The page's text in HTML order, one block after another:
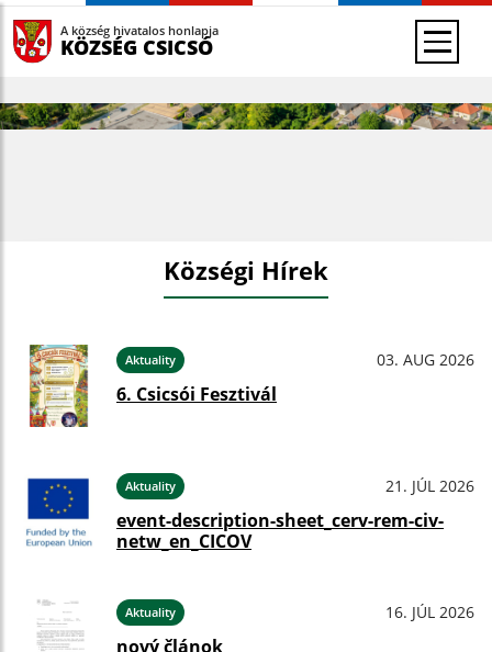
A község hivatalos honlapja
KÖZSÉG CSICSÓ
Községi Hírek
Aktuality 03. AUG 2026
6. Csicsói Fesztivál
Aktuality 21. JÚL 2026
event-description-sheet_cerv-rem-civ-
netw_en_CICOV
Aktuality 16. JÚL 2026
nový článok